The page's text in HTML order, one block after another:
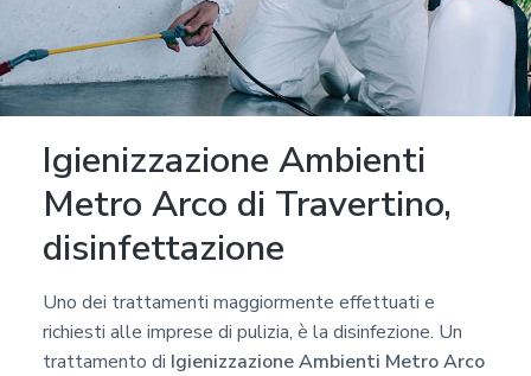
Igienizzazione Ambienti
Metro Arco di Travertino,
disinfettazione
Uno dei trattamenti maggiormente effettuati e
richiesti alle imprese di pulizia, è la disinfezione. Un
trattamento di Igienizzazione Ambienti Metro Arco